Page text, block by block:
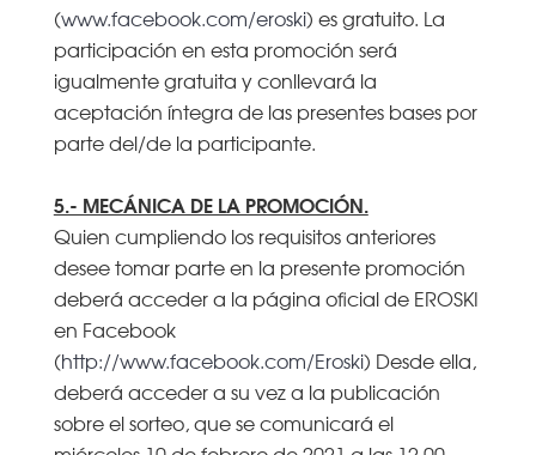
(www.facebook.com/eroski) es gratuito. La
participación en esta promoción será
igualmente gratuita y conllevará la
aceptación íntegra de las presentes bases por
parte del/de la participante.
5.- MECÁNICA DE LA PROMOCIÓN.
Quien cumpliendo los requisitos anteriores
desee tomar parte en la presente promoción
deberá acceder a la página oficial de EROSKI
en Facebook
(http://www.facebook.com/Eroski) Desde ella,
deberá acceder a su vez a la publicación
sobre el sorteo, que se comunicará el